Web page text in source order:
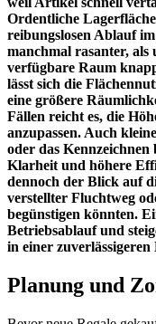
Ordentliche
reibungslosen Ablauf
manchmal rasanter,
verfügbare Raum
lässt sich die
eine größere
Fällen reicht es, die
anzupassen. Auch
oder das
Klarheit und höhere
dennoch der Blick auf
verstellter Fluchtweg
begünstigen könnten.
Betriebsablauf und
in einer
Planung und